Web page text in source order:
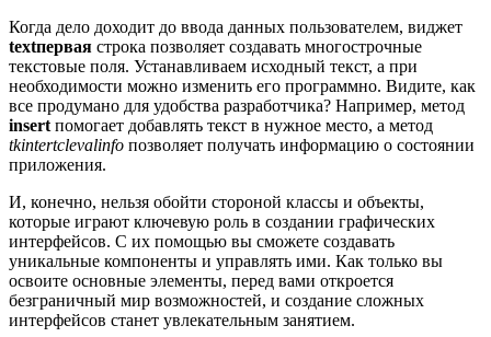
Когда дело доходит до ввода данных пользователем, виджет
textпервая строка позволяет создавать многострочные
текстовые поля. Устанавливаем исходный текст, а при
необходимости можно изменить его программно. Видите, как
все продумано для удобства разработчика? Например, метод
insert помогает добавлять текст в нужное место, а метод
tkintertclevalinfo позволяет получать информацию о состоянии
приложения.
И, конечно, нельзя обойти стороной классы и объекты,
которые играют ключевую роль в создании графических
интерфейсов. С их помощью вы сможете создавать
уникальные компоненты и управлять ими. Как только вы
освоите основные элементы, перед вами откроется
безграничный мир возможностей, и создание сложных
интерфейсов станет увлекательным занятием.